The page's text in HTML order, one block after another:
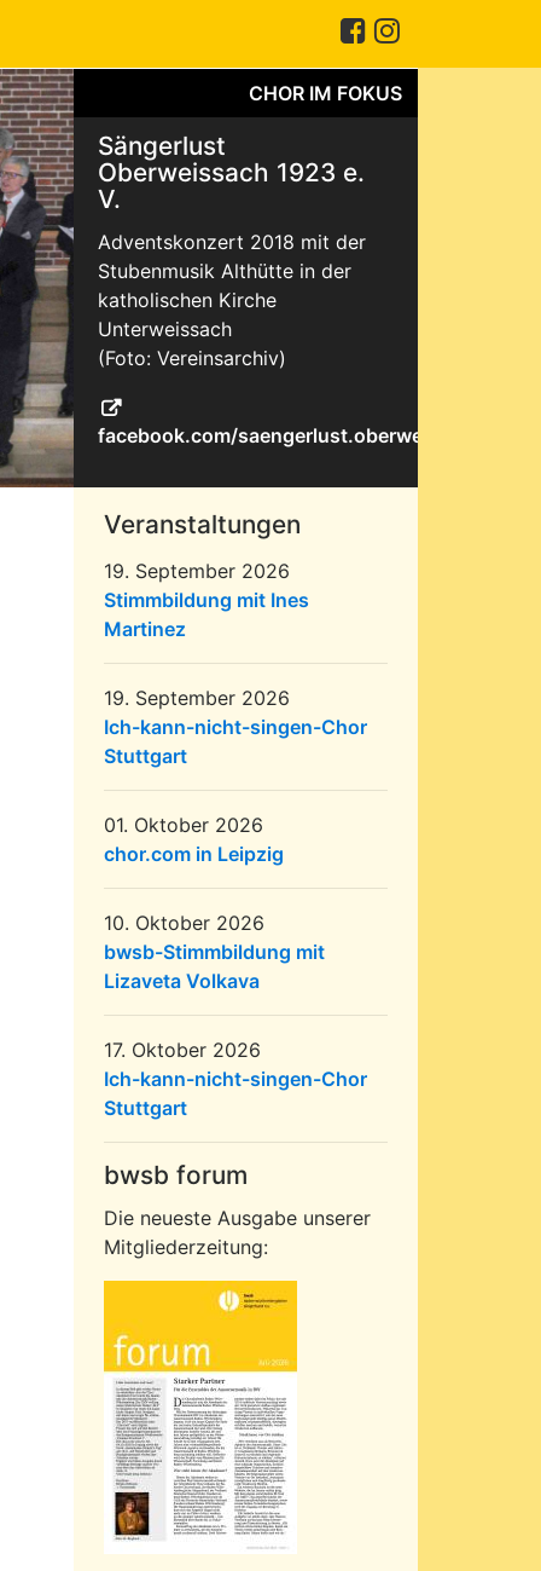
CHOR IM FOKUS
Sängerlust
Oberweissach 1923 e.
V.
Adventskonzert 2018 mit der
Stubenmusik Althütte in der
katholischen Kirche
Unterweissach
(Foto: Vereinsarchiv)
facebook.com/saengerlust.oberweissach
Veranstaltungen
19. September 2026
Stimmbildung mit Ines
Martinez
19. September 2026
Ich-kann-nicht-singen-Chor
Stuttgart
01. Oktober 2026
chor.com in Leipzig
10. Oktober 2026
bwsb-Stimmbildung mit
Lizaveta Volkava
17. Oktober 2026
Ich-kann-nicht-singen-Chor
Stuttgart
bwsb forum
Die neueste Ausgabe unserer
Mitgliederzeitung: